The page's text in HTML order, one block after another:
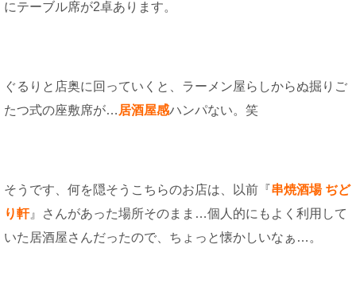
にテーブル席が2卓あります。
ぐるりと店奥に回っていくと、ラーメン屋らしからぬ掘りご
たつ式の座敷席が… 居酒屋感ハンパない。笑
そうです、何を隠そうこちらのお店は、以前『串焼酒場 ぢど
り軒』さんがあった場所そのまま…個人的にもよく利用して
いた居酒屋さんだったので、ちょっと懐かしいなぁ…。